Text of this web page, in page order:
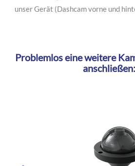
und überzeugen Sie sich selbst
Problemlos eine weitere